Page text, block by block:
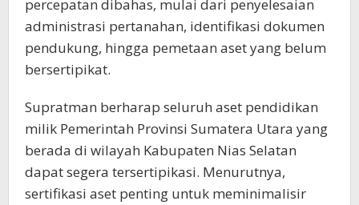
percepatan dibahas, mulai dari penyelesaian
administrasi pertanahan, identifikasi dokumen
pendukung, hingga pemetaan aset yang belum
bersertipikat.
Supratman berharap seluruh aset pendidikan
milik Pemerintah Provinsi Sumatera Utara yang
berada di wilayah Kabupaten Nias Selatan
dapat segera tersertipikasi. Menurutnya,
sertifikasi aset penting untuk meminimalisir